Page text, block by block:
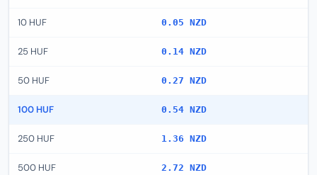
10 HUF 0.05 NZD
25 HUF 0.14 NZD
50 HUF 0.27 NZD
100 HUF 0.54 NZD
250 HUF 1.36 NZD
500 HUF 2.72 NZD